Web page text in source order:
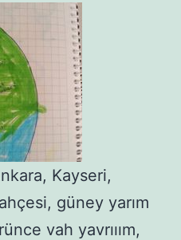
Kayseri,
güney yarım
vah yavrııım,